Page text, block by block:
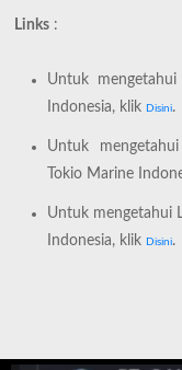
Links :
Untuk
Indonesia, klik Disini.
Untuk
Tokio Marine
Untuk mengetahui
Indonesia, klik Disini.